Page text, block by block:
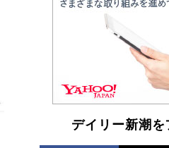
らも文庫化 映画化され
イン［文庫ベストセラー
デイリー新潮を